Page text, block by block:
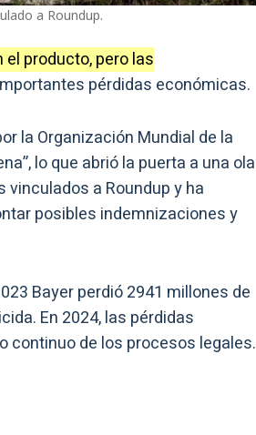
a Roundup.
producto, pero las
pérdidas económicas.
la Organización Mundial de la
lo que abrió la puerta a una ola
a Roundup y ha
posibles indemnizaciones y
Bayer perdió 2941 millones de
En 2024, las pérdidas
continuo de los procesos legales.